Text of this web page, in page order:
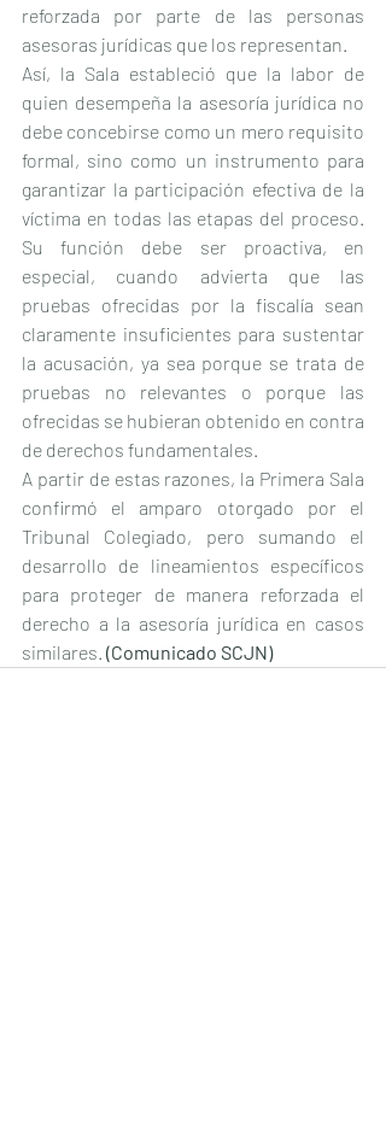
reforzada por parte de las personas
asesoras jurídicas que los representan.
Así, la Sala estableció que la labor de
quien desempeña la asesoría jurídica no
debe concebirse como un mero requisito
formal, sino como un instrumento para
garantizar la participación efectiva de la
víctima en todas las etapas del proceso.
Su función debe ser proactiva, en
especial, cuando advierta que las
pruebas ofrecidas por la fiscalía sean
claramente insuficientes para sustentar
la acusación, ya sea porque se trata de
pruebas no relevantes o porque las
ofrecidas se hubieran obtenido en contra
de derechos fundamentales.
A partir de estas razones, la Primera Sala
confirmó el amparo otorgado por el
Tribunal Colegiado, pero sumando el
desarrollo de lineamientos específicos
para proteger de manera reforzada el
derecho a la asesoría jurídica en casos
similares. (Comunicado SCJN)